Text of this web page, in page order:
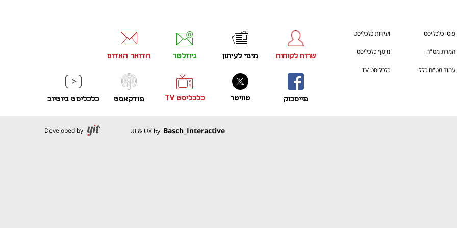
פוטו כלכליסט ועידות כלכליסט
המרת מט"ח מוסף כלכליסט
עמוד מט"ח כללי כלכליסט TV
פייסבוק
שרות לקוחות
טוויטר
מינוי לעיתון
כלכליסט TV
ניוזלטר
פודקאסט
הדואר האדום
כלכליסט ביוטיוב
Developed by UI & UX by Basch_Interactive